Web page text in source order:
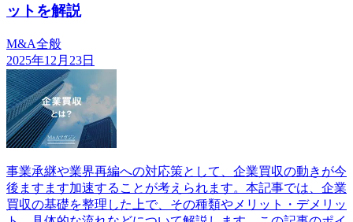
ットを解説
M&A全般
2025年12月23日
事業承継や業界再編への対応策として、企業買収の動きが今
後ますます加速することが考えられます。本記事では、企業
買収の基礎を整理した上で、その種類やメリット・デメリッ